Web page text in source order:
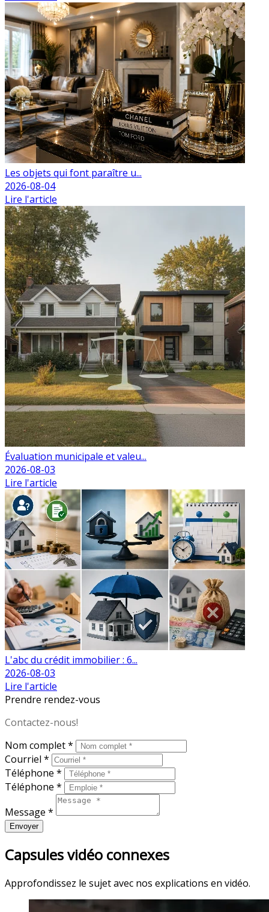
Les objets qui font paraître u...
2026-08-04
Lire l'article
Évaluation municipale et valeu...
2026-08-03
Lire l'article
L'abc du crédit immobilier : 6...
2026-08-03
Lire l'article
Prendre rendez-vous
Contactez-nous!
Nom complet *
Courriel *
Téléphone *
Téléphone *
Message *
Envoyer
Capsules vidéo connexes
Approfondissez le sujet avec nos explications en vidéo.